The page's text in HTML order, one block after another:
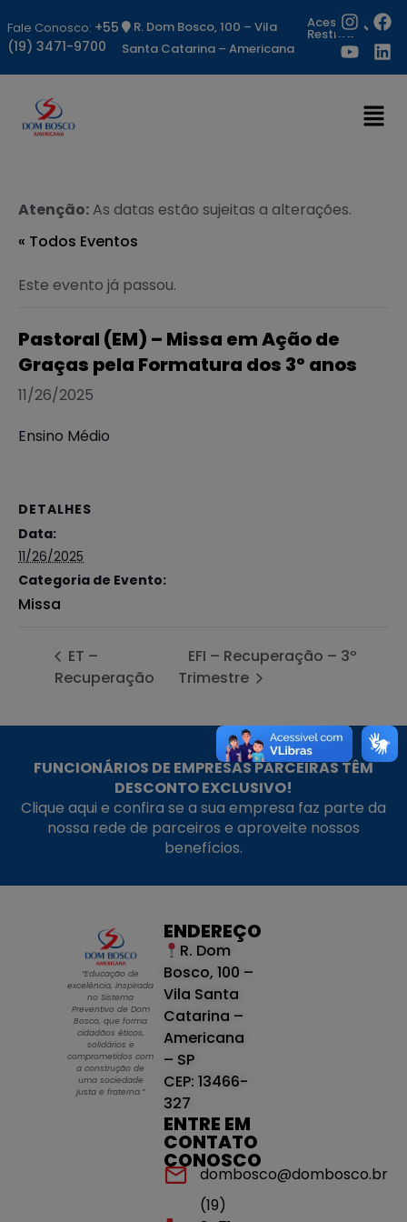
Fale Conosco: +55
(19) 3471-9700
R. Dom Bosco, 100 – Vila
Santa Catarina – Americana
Acesso
Restrito
Atenção:As datas estão sujeitas a alterações.
« Todos Eventos
Este evento já passou.
Pastoral (EM) – Missa em Ação de
Graças pela Formatura dos 3º anos
11/26/2025
Ensino Médio
DETALHES
Data:
11/26/2025
Categoria de Evento:
Missa
ET –
Recuperação
EFI – Recuperação – 3º
Trimestre
FUNCIONÁRIOS DE EMPRESAS PARCEIRAS TÊM
DESCONTO EXCLUSIVO!
Clique aqui e confira se a sua empresa faz parte da
nossa rede de parceiros e aproveite nossos
benefícios.
“Educação de
excelência, inspirada
no Sistema
Preventivo de Dom
Bosco, que forma
cidadãos éticos,
solidários e
comprometidos com
a construção de
uma sociedade
justa e fraterna.”
ENDEREÇO
R. Dom
Bosco, 100 –
Vila Santa
Catarina –
Americana
– SP
CEP: 13466-
327
ENTRE EM
CONTATO
CONOSCO
dombosco@dombosco.br
(19)